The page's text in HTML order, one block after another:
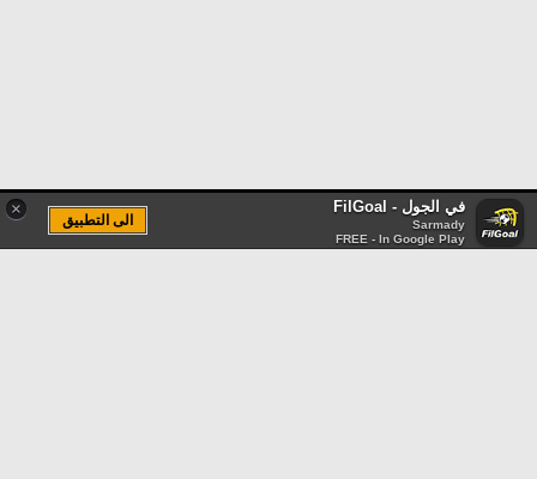
× في الجول - FilGoal
Sarmady
FREE - In Google Play
الى التطبيق